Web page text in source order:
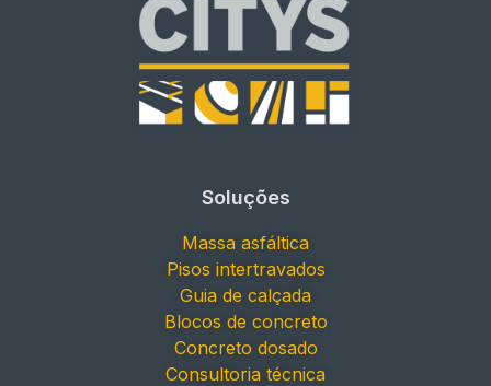
Soluções
Massa asfáltica
Pisos intertravados
Guia de calçada
Blocos de concreto
Concreto dosado
Consultoria técnica